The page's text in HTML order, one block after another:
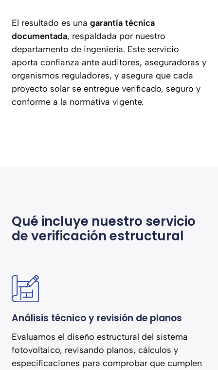
El resultado es una garantía técnica
documentada, respaldada por nuestro
departamento de ingeniería. Este servicio
aporta confianza ante auditores, aseguradoras y
organismos reguladores, y asegura que cada
proyecto solar se entregue verificado, seguro y
conforme a la normativa vigente.
Qué incluye nuestro servicio
de verificación estructural
Análisis técnico y revisión de planos
Evaluamos el diseño estructural del sistema
fotovoltaico, revisando planos, cálculos y
especificaciones para comprobar que cumplen